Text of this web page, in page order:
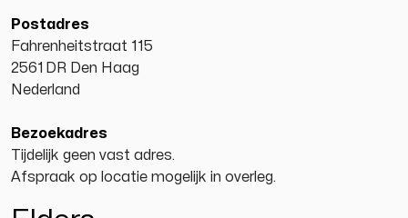
Postadres
Fahrenheitstraat 115
2561 DR Den Haag
Nederland
Bezoekadres
Tijdelijk geen vast adres.
Afspraak op locatie mogelijk in overleg.